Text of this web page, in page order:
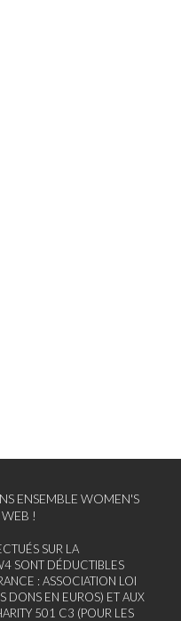
ENSEMBLE WOMEN'S
!
SUR LA
SONT DÉDUCTIBLES
: ASSOCIATION LOI
DONS EN EUROS) ET AUX
501 C3 (POUR LES